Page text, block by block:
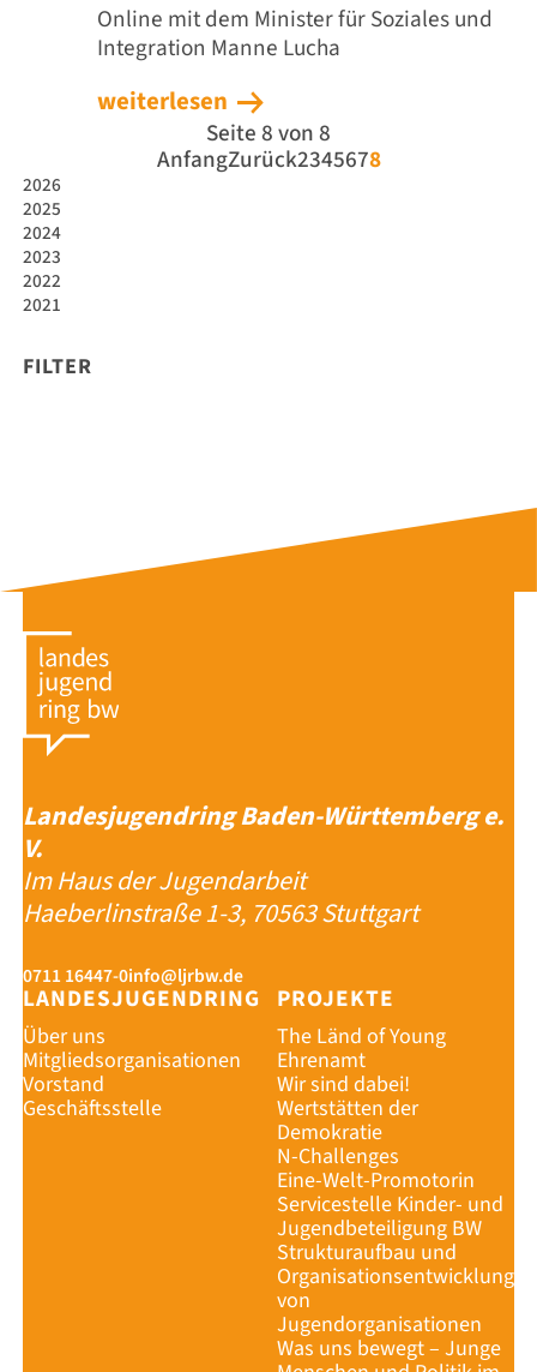
FILTER
2026
2025
2024
2023
2022
2021
Online mit dem Minister für Soziales und
Integration Manne Lucha
weiterlesen
Seite 8 von 8
AnfangZurück2345678
Landesjugendring Baden-Württemberg e.
V.
Im Haus der Jugendarbeit
Haeberlinstraße 1-3, 70563 Stuttgart
0711 16447-0info@ljrbw.de
LANDESJUGENDRING
Über uns
Mitgliedsorganisationen
Vorstand
Geschäftsstelle
PROJEKTE
The Länd of Young
Ehrenamt
Wir sind dabei!
Wertstätten der
Demokratie
N-Challenges
Eine-Welt-Promotorin
Servicestelle Kinder- und
Jugendbeteiligung BW
Strukturaufbau und
Organisationsentwicklung
von
Jugendorganisationen
Was uns bewegt – Junge